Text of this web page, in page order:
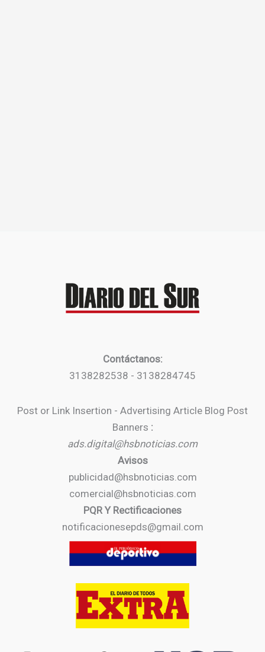
Contáctanos:
3138282538 - 3138284745
Post or Link Insertion - Advertising Article Blog Post
Banners :
ads.digital@hsbnoticias.com
Avisos
publicidad@hsbnoticias.com
comercial@hsbnoticias.com
PQR Y Rectificaciones
notificacionesepds@gmail.com